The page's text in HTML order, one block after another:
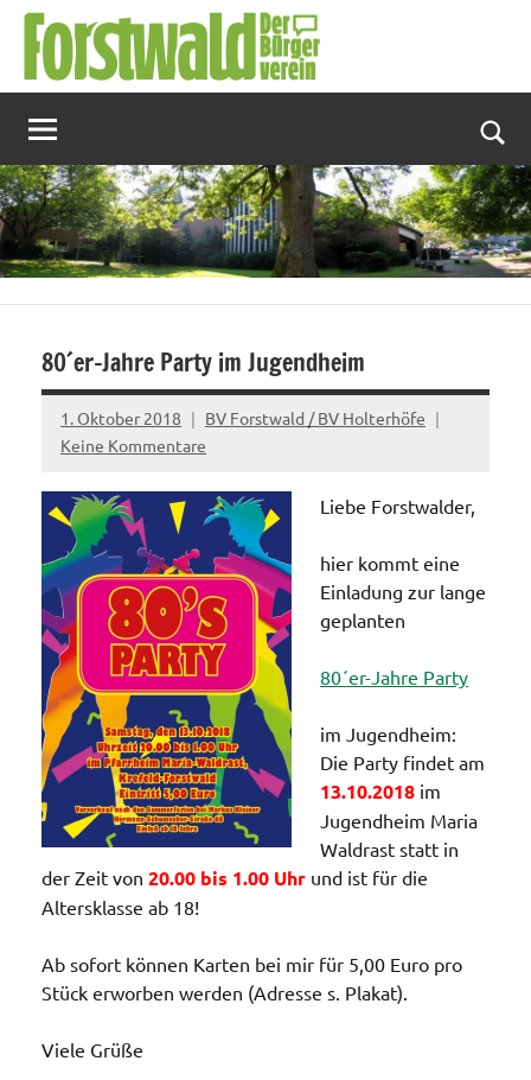
Zum
Inhalt
springen
80´er-Jahre Party im Jugendheim
1. Oktober 2018
BV Forstwald / BV Holterhöfe
Keine Kommentare
Liebe Forstwalder,
hier kommt eine
Einladung zur lange
geplanten
80´er-Jahre Party
im Jugendheim:
Die Party findet am
13.10.2018 im
Jugendheim Maria
Waldrast statt in
der Zeit von 20.00 bis 1.00 Uhr und ist für die
Altersklasse ab 18!
Ab sofort können Karten bei mir für 5,00 Euro pro
Stück erworben werden (Adresse s. Plakat).
Viele Grüße